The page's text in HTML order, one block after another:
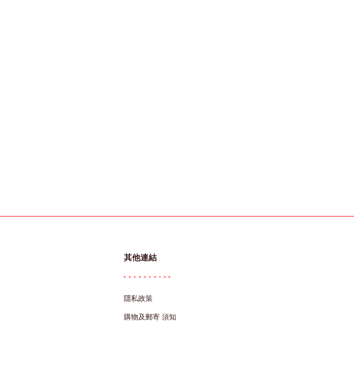
其他連結
隱私政策
購物及郵寄 須知